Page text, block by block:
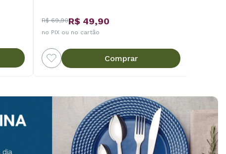
R$ 69,90R$ 49,90
no PIX ou no cartão
Comprar